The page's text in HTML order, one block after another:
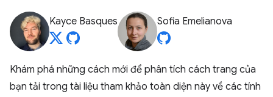
Kayce Basques Sofia Emelianova
Khám phá những cách mới để phân tích cách trang của
bạn tải trong tài liệu tham khảo toàn diện này về các tính